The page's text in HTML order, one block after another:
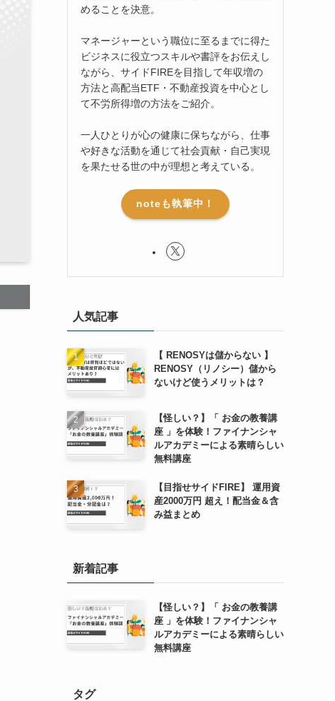
めることを決意。
マネージャーという職位に至るまでに得た
ビジネスに役立つスキルや書評をお伝えし
ながら、サイドFIREを目指して年収増の
方法と高配当ETF・不動産投資を中心とし
て不労所得増の方法をご紹介。
一人ひとりが心の健康に保ちながら、仕事
や好きな活動を通じて社会貢献・自己実現
を果たせる世の中が理想と考えている。
noteも執筆中！
人気記事
【 RENOSYは儲からない 】
RENOSY（リノシー）儲から
ないけど使うメリットは？
【怪しい？】「 お金の教養講
座 」を体験！ファイナンシャ
ルアカデミーによる素晴らしい
無料講座
【目指せサイドFIRE】 運用資
産2000万円 超え！配当金＆含
み益まとめ
新着記事
【怪しい？】「 お金の教養講
座 」を体験！ファイナンシャ
ルアカデミーによる素晴らしい
無料講座
タグ